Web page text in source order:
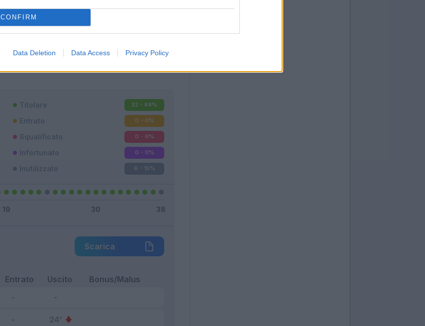
CONFIRM
Data Deletion Data Access Privacy Policy
Titolare 32 - 84%
Entrato 0 - 0%
Squalificato 0 - 0%
Infortunato 0 - 0%
6 - 15%
Scarica
Entrato Uscito Bonus/Malus